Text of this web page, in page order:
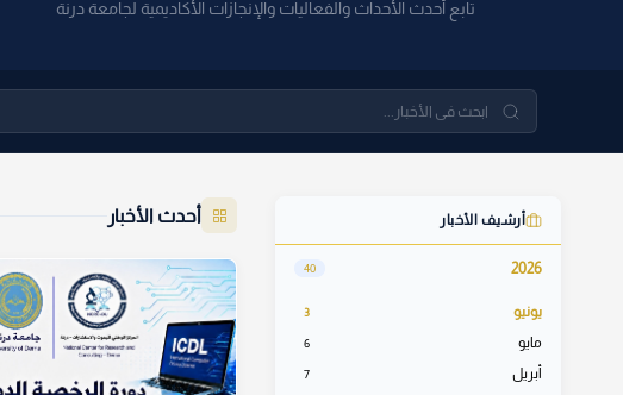
تابع أحدث الأحداث والفعاليات والإنجازات الأكاديمية لجامعة درنة
أرشيف الأخبار
2026
40
يونيو 3
مايو 6
أبريل 7
أحدث الأخبار